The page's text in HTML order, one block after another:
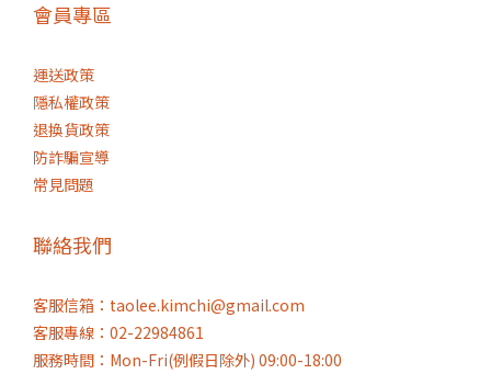
會員專區
運送政策
隱私權政策
退換貨政策
防詐騙宣導
常見問題
聯絡我們
客服信箱：taolee.kimchi@gmail.com
客服專線：02-22984861
服務時間：Mon-Fri(例假日除外) 09:00-18:00